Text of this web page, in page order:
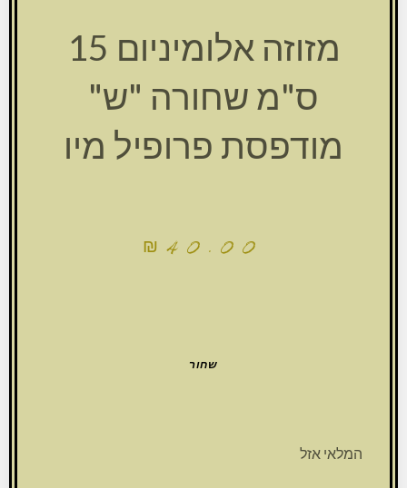
מזוזה אלומיניום 15
ס"מ שחורה "ש"
מודפסת פרופיל מיו
₪ 40.00
המלאי אזל